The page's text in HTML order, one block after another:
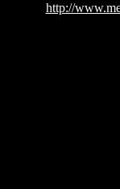
http://